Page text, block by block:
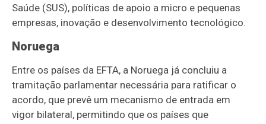
Saúde (SUS), políticas de apoio a micro e pequenas
empresas, inovação e desenvolvimento tecnológico.
Noruega
Entre os países da EFTA, a Noruega já concluiu a
tramitação parlamentar necessária para ratificar o
acordo, que prevê um mecanismo de entrada em
vigor bilateral, permitindo que os países que